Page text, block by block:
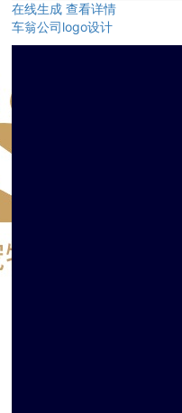
在线生成 查看详情
车翁公司logo设计